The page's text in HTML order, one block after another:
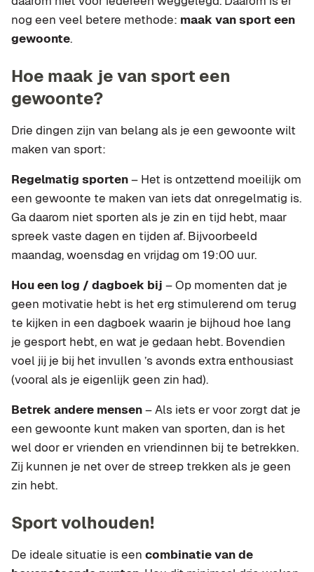
nog een veel betere methode: maak van sport een
gewoonte.
Hoe maak je van sport een
gewoonte?
Drie dingen zijn van belang als je een gewoonte wilt
maken van sport:
Regelmatig sporten– Het is ontzettend moeilijk om
een gewoonte te maken van iets dat onregelmatig is.
Ga daarom niet sporten als je zin en tijd hebt, maar
spreek vaste dagen en tijden af. Bijvoorbeeld
maandag, woensdag en vrijdag om 19:00 uur.
Hou een log / dagboek bij – Op momenten dat je
geen motivatie hebt is het erg stimulerend om terug
te kijken in een dagboek waarin je bijhoud hoe lang
je gesport hebt, en wat je gedaan hebt. Bovendien
voel jij je bij het invullen ’s avonds extra enthousiast
(vooral als je eigenlijk geen zin had).
Betrek andere mensen– Als iets er voor zorgt dat je
een gewoonte kunt maken van sporten, dan is het
wel door er vrienden en vriendinnen bij te betrekken.
Zij kunnen je net over de streep trekken als je geen
zin hebt.
Sport volhouden!
De ideale situatie is een combinatie van de